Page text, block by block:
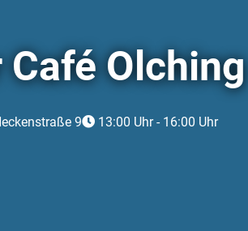
Café Olching
9 13:00 Uhr - 16:00 Uhr